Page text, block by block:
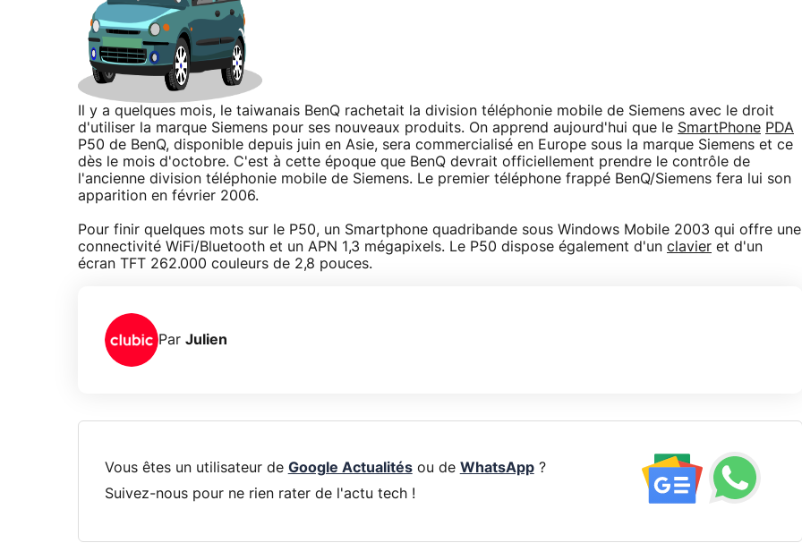
Il y a quelques mois, le taiwanais BenQ rachetait la division téléphonie mobile de Siemens avec le droit
d'utiliser la marque Siemens pour ses nouveaux produits. On apprend aujourd'hui que le SmartPhone PDA
P50 de BenQ, disponible depuis juin en Asie, sera commercialisé en Europe sous la marque Siemens et ce
dès le mois d'octobre. C'est à cette époque que BenQ devrait officiellement prendre le contrôle de
l'ancienne division téléphonie mobile de Siemens. Le premier téléphone frappé BenQ/Siemens fera lui son
apparition en février 2006.
Pour finir quelques mots sur le P50, un Smartphone quadribande sous Windows Mobile 2003 qui offre une
connectivité WiFi/Bluetooth et un APN 1,3 mégapixels. Le P50 dispose également d'un clavier et d'un
écran TFT 262.000 couleurs de 2,8 pouces.
Par Julien
Vous êtes un utilisateur de Google Actualitésou de WhatsApp?
Suivez-nous pour ne rien rater de l'actu tech !